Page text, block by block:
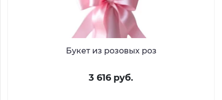
Букет из розовых роз
3 616 руб.